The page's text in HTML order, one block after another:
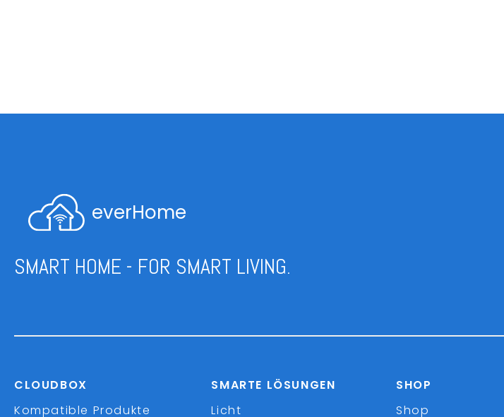
everHome
SMART HOME - FOR SMART LIVING.
CLOUDBOX
Kompatible Produkte
SMARTE LÖSUNGEN
Licht
SHOP
Shop